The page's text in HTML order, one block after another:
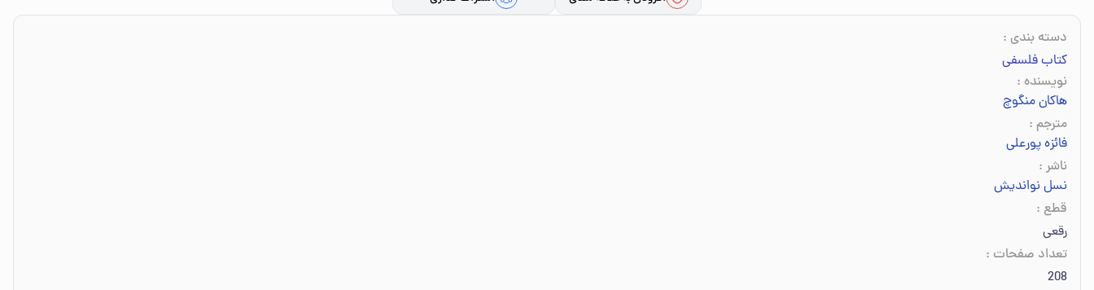
دسته بندی :
کتاب فلسفی
نویسنده :
هاکان منگوچ
مترجم :
فائزه پورعلی
ناشر :
نسل نواندیش
قطع :
رقعی
تعداد صفحات :
208